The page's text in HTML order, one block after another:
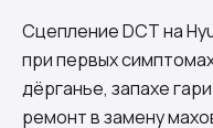
Сцепление DCT на
при первых
дёрганье, запахе
ремонт в замену